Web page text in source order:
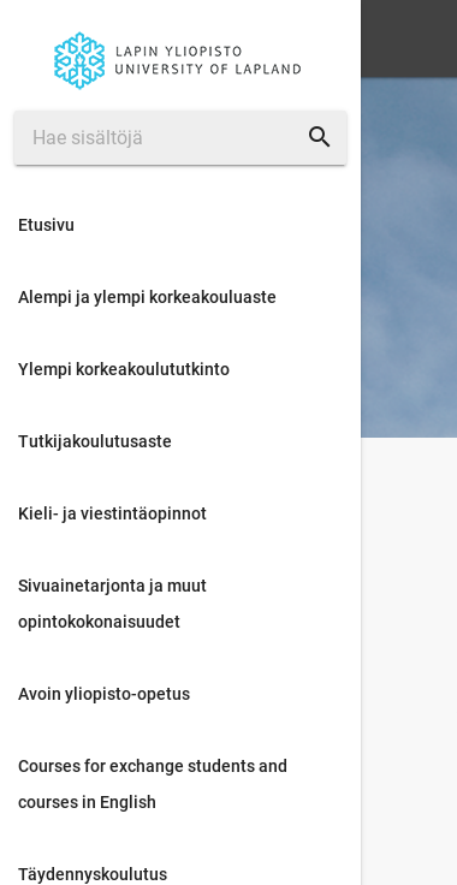
search
Etusivu
Alempi ja ylempi korkeakouluaste
Ylempi korkeakoulututkinto
Tutkijakoulutusaste
Kieli- ja viestintäopinnot
Sivuainetarjonta ja muut
opintokokonaisuudet
Avoin yliopisto-opetus
Courses for exchange students and
courses in English
Täydennyskoulutus